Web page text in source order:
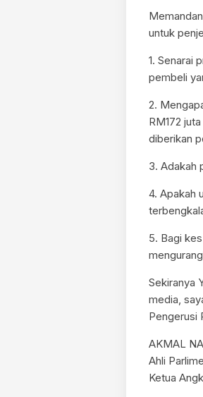
untuk
1. Senarai
pembeli
2.
RM172
diberikan
3. Adakah
4. Apakah
5. Bagi
Sekiranya
media,
Pengerusi
AKMAL
Ahli
Ketua